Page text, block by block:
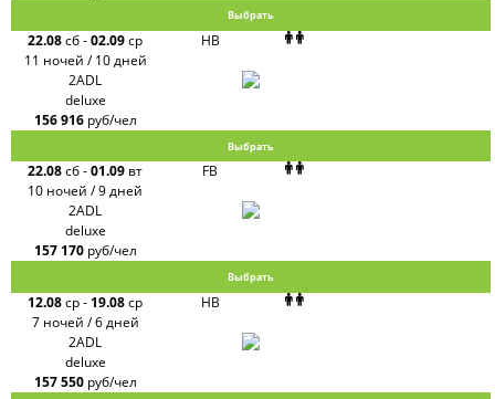
Выбрать
22.08сб-02.09ср
11 ночей / 10 дней
HB
2ADL
deluxe
156 916 руб/чел
Выбрать
22.08сб-01.09 вт
10 ночей / 9 дней
FB
2ADL
deluxe
157 170 руб/чел
Выбрать
12.08ср- 19.08ср
7 ночей / 6 дней
HB
2ADL
deluxe
157 550 руб/чел